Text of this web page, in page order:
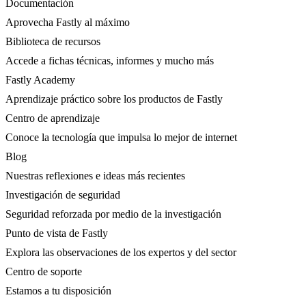
Documentación
Aprovecha Fastly al máximo
Biblioteca de recursos
Accede a fichas técnicas, informes y mucho más
Fastly Academy
Aprendizaje práctico sobre los productos de Fastly
Centro de aprendizaje
Conoce la tecnología que impulsa lo mejor de internet
Blog
Nuestras reflexiones e ideas más recientes
Investigación de seguridad
Seguridad reforzada por medio de la investigación
Punto de vista de Fastly
Explora las observaciones de los expertos y del sector
Centro de soporte
Estamos a tu disposición